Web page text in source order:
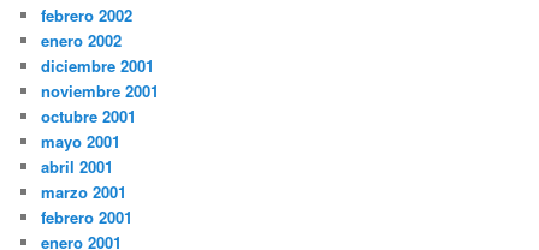
febrero 2002
enero 2002
diciembre 2001
noviembre 2001
octubre 2001
mayo 2001
abril 2001
marzo 2001
febrero 2001
enero 2001